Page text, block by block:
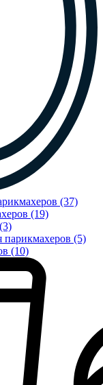
(37)
(19)
(5)
(10)